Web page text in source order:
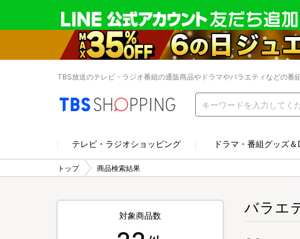
TBS放送のテレビ・ラジオ番組の通販商品やドラマやバラエティなどの番
テレビ・ラジオショッピング ドラマ・番組グッズ＆
トップ 商品検索結果
バラエ
対象商品数